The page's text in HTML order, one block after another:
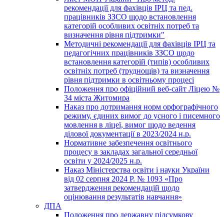
рекомендації для фахівців ІРЦ та пед.
працівників ЗЗСО щодо встановлення
категорій особливих освітніх потреб та
визначення рівня підтримки"
Методичні рекомендації для фахівців ІРЦ та
педагогічних працівників ЗЗСО щодо
встановлення категорій (типів) особливих
освітніх потреб (труднощів) та визначення
рівня підтримки в освітньому процесі
Положення про офіційний веб-сайт Ліцею №
34 міста Житомира
Наказ про дотримання норм орфографічного
режиму, єдиних вимог до усного і писемного
мовлення в ліцеї, вимог щодо ведення
ділової документації в 2023/2024 н.р.
Нормативне забезпечення освітнього
процесу в закладах загальної середньої
освіти у 2024/2025 н.р.
Наказ Міністерства освіти і науки України
від 02 серпня 2024 Р. № 1093 «Про
затвердження рекомендацій щодо
оцінювання результатів навчання»
ДПА
Положення про державну підсумкову